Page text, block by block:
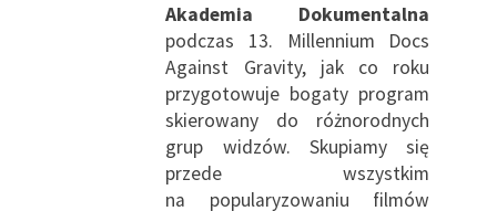
Akademia Dokumentalna
podczas 13. Millennium Docs
Against Gravity, jak co roku
przygotowuje bogaty program
skierowany do różnorodnych
grup widzów. Skupiamy się
przede wszystkim
na popularyzowaniu filmów